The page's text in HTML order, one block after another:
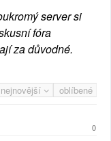
server si
fóra
za důvodné.
nejnovější oblíbené
0